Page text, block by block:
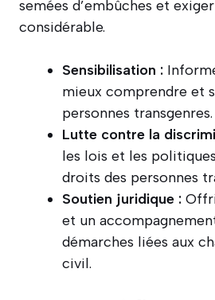
semées d’embûches et
considérable.
Sensibilisation :
mieux comprendre et
personnes transgenres.
Lutte contre la
les lois et les
droits des personnes
Soutien juridique :
et un
démarches liées aux
civil.